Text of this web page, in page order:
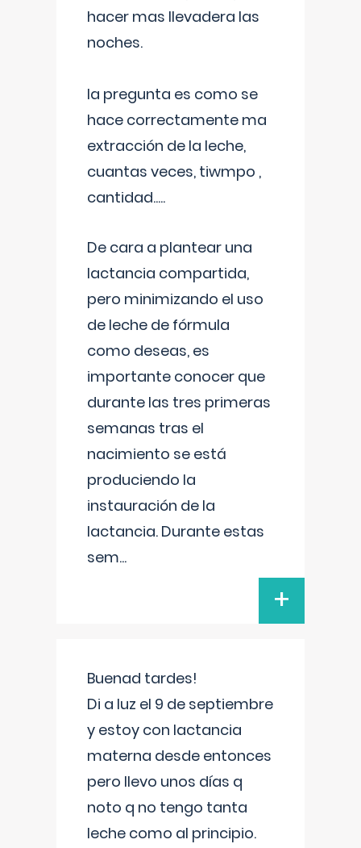
hacer mas llevadera las
noches.
la pregunta es como se
hace correctamente ma
extracción de la leche,
cuantas veces, tiwmpo ,
cantidad.....
De cara a plantear una
lactancia compartida,
pero minimizando el uso
de leche de fórmula
como deseas, es
importante conocer que
durante las tres primeras
semanas tras el
nacimiento se está
produciendo la
instauración de la
lactancia. Durante estas
sem...
+
Buenad tardes!
Di a luz el 9 de septiembre
y estoy con lactancia
materna desde entonces
pero llevo unos días q
noto q no tengo tanta
leche como al principio.